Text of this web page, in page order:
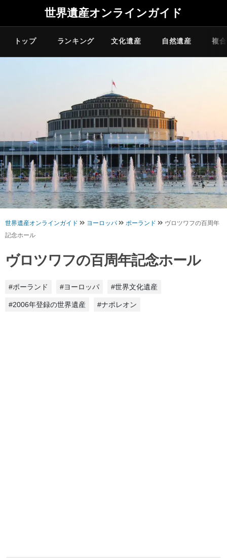
世界遺産オンラインガイド
トップ ランキング 文化遺産 自然遺産 複
世界遺産オンラインガイド ヨーロッパ ポーランド
ヴロツワフの百周年
記念ホール
ヴロツワフの百周年記念ホール
#ポーランド #ヨーロッパ #世界文化遺産
#2006年登録の世界遺産 #ナポレオン